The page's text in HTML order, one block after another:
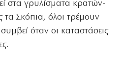
στα γρυλίσματα κρατών-
Σκόπια, όλοι τρέμουν
όταν οι καταστάσεις